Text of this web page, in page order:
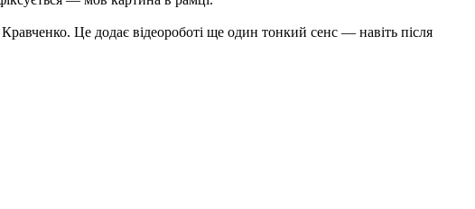
Це додає відеороботі ще один тонкий сенс — навіть після